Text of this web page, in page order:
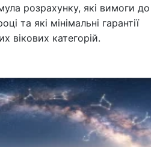
розрахунку, які вимоги до
та які мінімальні гарантії
вікових категорій.